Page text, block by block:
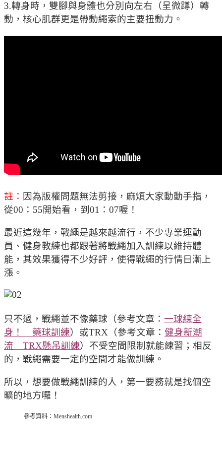
3.轉身時，雙腳與身體也分別向左右（呈微蹲）轉
動，核心肌群更是帶動繩索的主要扭動力。
註： 因為版權問題無法剪接，麻煩大家動動手指，
從00：55開始看，到01：07喔！
最近這幾年，戰繩是越來越流行，不少專業運動
員、健身教練也都跟著將戰繩加入訓練以維持體
能，其效果獲得不少好評，使得戰繩的行情日漸上
漲。
只不過，戰繩並不像藥球（參考文章： 一球練全
身！ 藥球訓練）或TRX（參考文章： 健身新潮
流 TRX懸吊訓練）不受空間限制就能練習；相反
的，戰繩需要一定的空間才能做訓練。
所以，想要做戰繩訓練的人，第一要務就是找個空
曠的地方囉！
參考資料：Menshealth.com